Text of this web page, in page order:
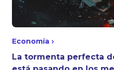
Economía
La tormenta perfecta